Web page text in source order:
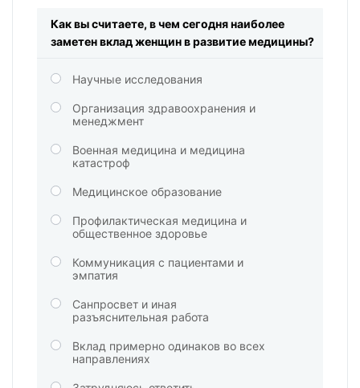
Как вы считаете, в чем сегодня наиболее
заметен вклад женщин в развитие медицины?
Научные исследования
Организация здравоохранения и
менеджмент
Военная медицина и медицина
катастроф
Медицинское образование
Профилактическая медицина и
общественное здоровье
Коммуникация с пациентами и
эмпатия
Санпросвет и иная
разъяснительная работа
Вклад примерно одинаков во всех
направлениях